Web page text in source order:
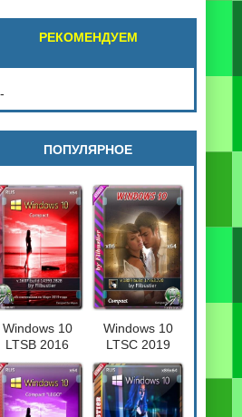
РЕКОМЕНДУЕМ
ПОПУЛЯРНОЕ
Windows 10
LTSB 2016
Compact
Windows 10
LTSC 2019
Compact
[17763.720] 32-
64бит